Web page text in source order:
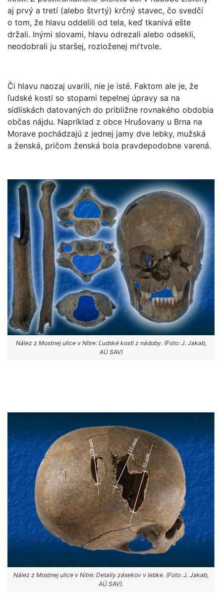
aj prvý a tretí (alebo štvrtý) krčný stavec, čo svedčí
o tom, že hlavu oddelili od tela, keď tkanivá ešte
držali. Inými slovami, hlavu odrezali alebo odsekli,
neodobrali ju staršej, rozloženej mŕtvole.
Či hlavu naozaj uvarili, nie je isté. Faktom ale je, že
ľudské kosti so stopami tepelnej úpravy sa na
sídliskách datovaných do približne rovnakého obdobia
občas nájdu. Napríklad z obce Hrušovany u Brna na
Morave pochádzajú z jednej jamy dve lebky, mužská
a ženská, pričom ženská bola pravdepodobne varená.
Nález z Mostnej ulice v Nitre: Ľudské kosti z nádoby. (Foto: J. Jakab,
AÚ SAV)
Nález z Mostnej ulice v Nitre: Detaily zásekov v lebke. (Foto: J. Jakab,
AÚ SAV).